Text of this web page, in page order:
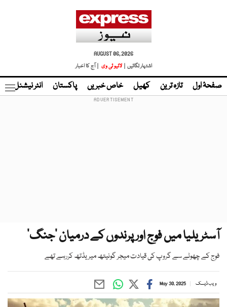
AUGUST 06, 2026
اشتہار لگائیں |
لائیو ٹی وی | آج کا اخبار
صفحۂ اول تازہ ترین کھیل خاص خبریں پاکستان انٹر نیشنل
آسٹریلیا میں فوج اور پرندوں کے درمیان ’جنگ‘
فوج کے چھوٹے سے گروپ کی قیادت میجر گونیتھ میریڈتھ کررہے تھے
ویب ڈیسک May 30, 2025